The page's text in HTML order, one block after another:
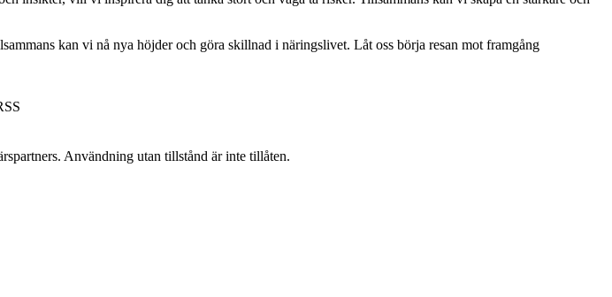
kan vi nå nya höjder och göra skillnad i näringslivet. Låt oss börja resan mot framgång
Användning utan tillstånd är inte tillåten.